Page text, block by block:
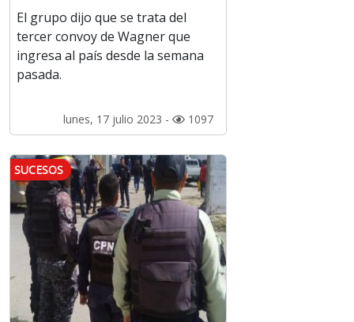
El grupo dijo que se trata del
tercer convoy de Wagner que
ingresa al país desde la semana
pasada.
lunes, 17 julio 2023 - 1097
SUCESOS